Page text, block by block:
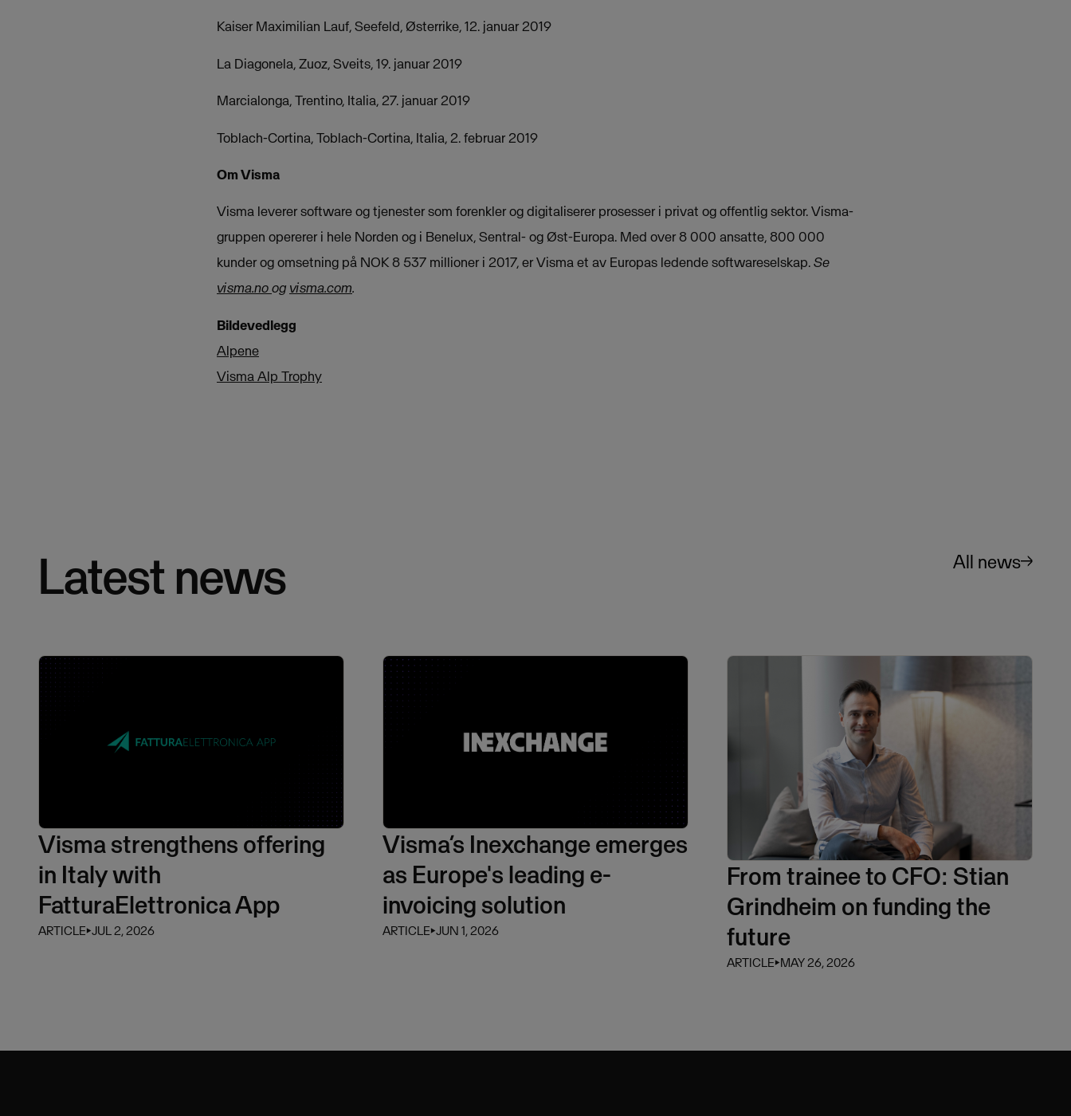
Kaiser Maximilian Lauf, Seefeld, Østerrike, 12. januar 2019
La Diagonela, Zuoz, Sveits, 19. januar 2019
Marcialonga, Trentino, Italia, 27. januar 2019
Toblach-Cortina, Toblach-Cortina, Italia, 2. februar 2019
Om Visma
Visma leverer software og tjenester som forenkler og digitaliserer prosesser i privat og offentlig sektor. Visma-
gruppen opererer i hele Norden og i Benelux, Sentral- og Øst-Europa. Med over 8 000 ansatte, 800 000
kunder og omsetning på NOK 8 537 millioner i 2017, er Visma et av Europas ledende softwareselskap.Se
visma.noog visma.com.
Bildevedlegg
Alpene
Visma Alp Trophy
Latest news All news
Visma strengthens offering
in Italy with
FatturaElettronica App
ARTICLE⏵JUL 2, 2026
Visma’s Inexchange emerges
as Europe's leading e-
invoicing solution
ARTICLE⏵JUN 1, 2026
From trainee to CFO: Stian
Grindheim on funding the
future
ARTICLE⏵MAY 26, 2026